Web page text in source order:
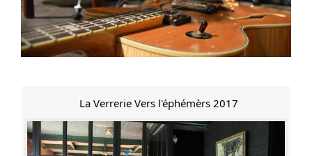
La Verrerie Vers l'éphémèrs 2017